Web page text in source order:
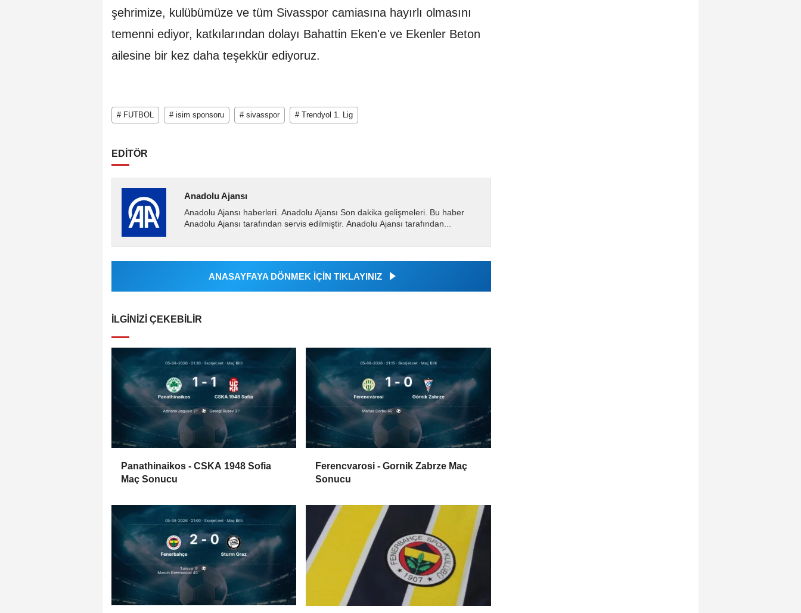
şehrimize, kulübümüze ve tüm Sivasspor camiasına hayırlı olmasını
temenni ediyor, katkılarından dolayı Bahattin Eken'e ve Ekenler Beton
ailesine bir kez daha teşekkür ediyoruz.
# FUTBOL # isim sponsoru # sivasspor # Trendyol 1. Lig
EDİTÖR
Anadolu Ajansı
Anadolu Ajansı haberleri. Anadolu Ajansı Son dakika gelişmeleri. Bu haber
Anadolu Ajansı tarafından servis edilmiştir. Anadolu Ajansı tarafından...
ANASAYFAYA DÖNMEK İÇİN TIKLAYINIZ
İLGINIZI ÇEKEBILIR
Panathinaikos - CSKA 1948 Sofia
Maç Sonucu
Ferencvarosi - Gornik Zabrze Maç
Sonucu